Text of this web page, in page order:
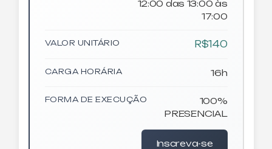
12:00 das 13:00 às
17:00
VALOR UNITÁRIO R$140
CARGA HORÁRIA 16h
FORMA DE EXECUÇÃO
100%
PRESENCIAL
Inscreva-se